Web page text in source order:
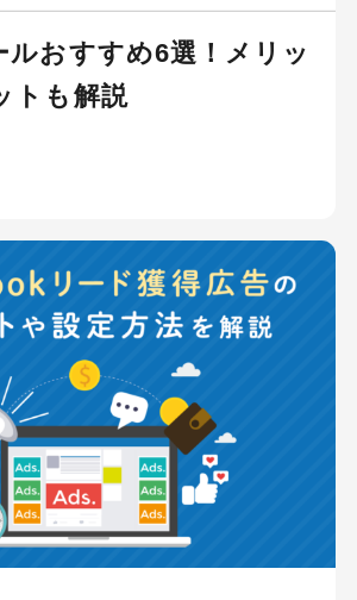
ルおすすめ6選！メリッ
トも解説